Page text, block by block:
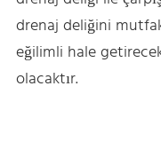
drenaj deliğini
eğilimli hale
olacaktır.